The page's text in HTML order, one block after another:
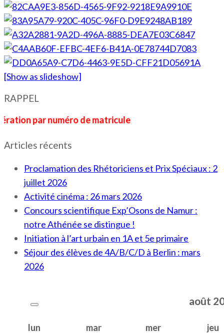
[Show as slideshow]
RAPPEL
numéro de matricule
Articles récents
Proclamation des Rhétoriciens et Prix Spéciaux : 2
juillet 2026
Activité cinéma : 26 mars 2026
Concours scientifique Exp’Osons de Namur :
notre Athénée se distingue !
Initiation à l’art urbain en 1A et 5e primaire
Séjour des élèves de 4A/B/C/D à Berlin : mars
2026
août
lun mar mer jeu